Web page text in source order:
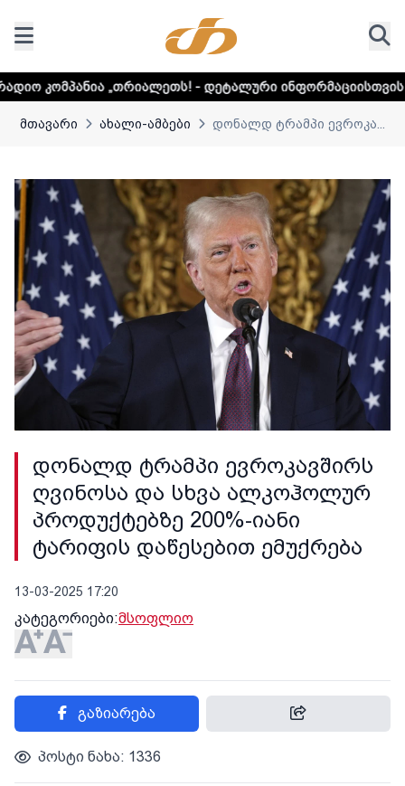
- დეტალური ინფორმაციისთვის დააკლიკეთ
მთავარი ახალი-ამბები დონალდ ტრამპი ევროკა...
დონალდ ტრამპი ევროკავშირს
ღვინოსა და სხვა ალკოჰოლურ
პროდუქტებზე 200%-იანი
ტარიფის დაწესებით ემუქრება
13-03-2025 17:20
კატეგორიები:მსოფლიო
გაზიარება
პოსტი ნახა: 1336